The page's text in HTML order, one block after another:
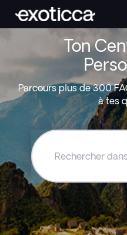
Ton
Parcours plus de 300
à tes
Rechercher
le
centre
d'aide
Exoticca